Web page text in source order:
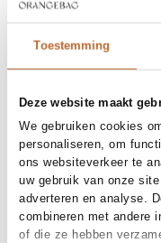
Toestemming
Deze website maakt
We gebruiken cookies
personaliseren, om
ons websiteverkeer te
uw gebruik van onze
adverteren en analyse.
combineren met andere
of die ze hebben